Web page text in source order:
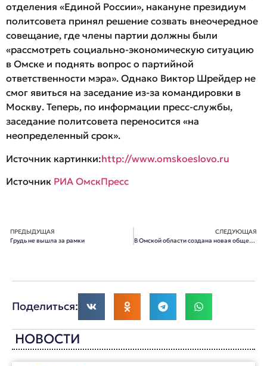
отделения «Единой России», накануне президиум
политсовета принял решение созвать внеочередное
совещание, где члены партии должны были
«рассмотреть социально-экономическую ситуацию
в Омске и поднять вопрос о партийной
ответственности мэра». Однако Виктор Шрейдер не
смог явиться на заседание из-за командировки в
Москву. Теперь, по информации пресс-службы,
заседание политсовета переносится «на
неопределенный срок».
Источник картинки:http://www.omskoeslovo.ru
Источник РИА ОмскПресс
ПРЕДЫДУЩАЯ
Грудь не вышла за рамки
СЛЕДУЮЩАЯ
В Омской области создана новая общественная организация
Поделиться:
НОВОСТИ